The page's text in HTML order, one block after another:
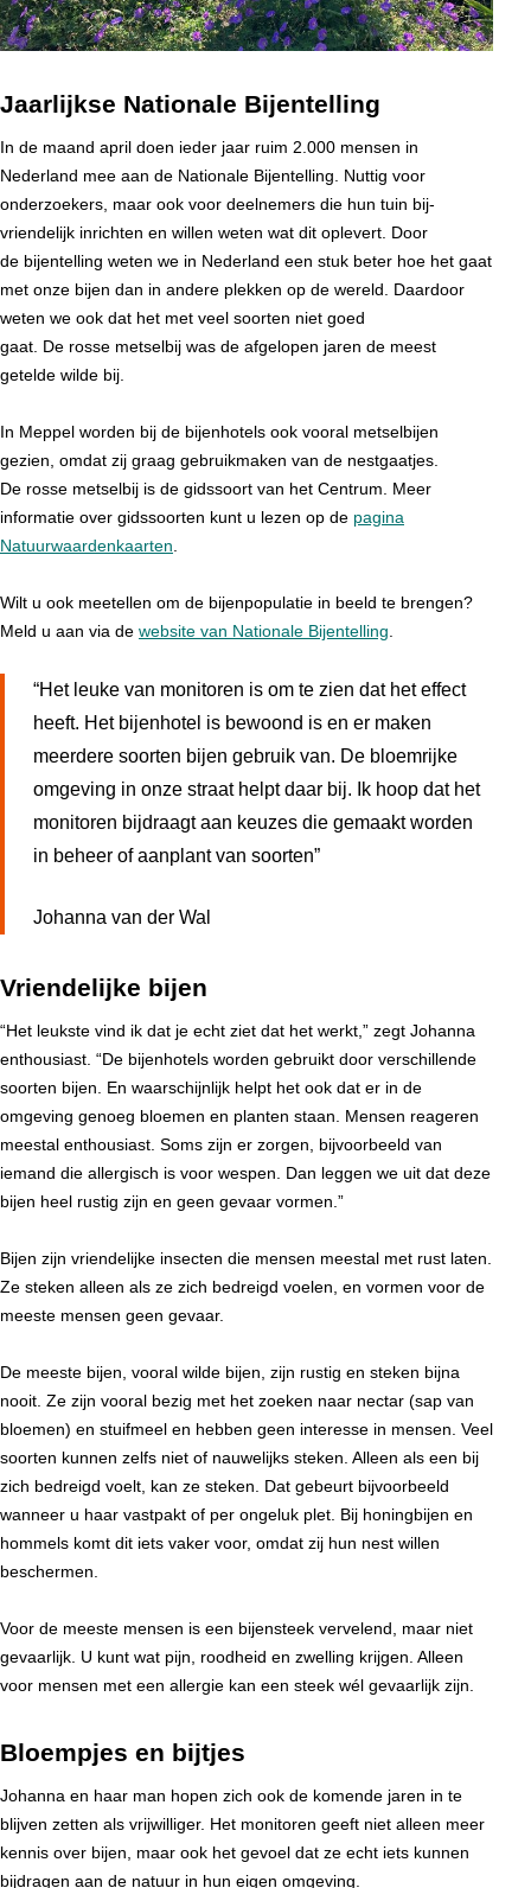
Jaarlijkse Nationale Bijentelling
In de maand april doen ieder jaar ruim 2.000 mensen in
Nederland mee aan de Nationale Bijentelling. Nuttig voor
onderzoekers, maar ook voor deelnemers die hun tuin bij-
vriendelijk inrichten en willen weten wat dit oplevert. Door
de bijentelling weten we in Nederland een stuk beter hoe het gaat
met onze bijen dan in andere plekken op de wereld. Daardoor
weten we ook dat het met veel soorten niet goed
gaat. De rosse metselbij was de afgelopen jaren de meest
getelde wilde bij.
In Meppel worden bij de bijenhotels ook vooral metselbijen
gezien, omdat zij graag gebruikmaken van de nestgaatjes.
De rosse metselbij is de gidssoort van het Centrum. Meer
informatie over gidssoorten kunt u lezen op de pagina
Natuurwaardenkaarten
Wilt u ook meetellen om de bijenpopulatie in beeld te brengen?
Meld u aan via de website van Nationale Bijentelling
“Het leuke van monitoren is om te zien dat het effect
heeft. Het bijenhotel is bewoond is en er maken
meerdere soorten bijen gebruik van. De bloemrijke
omgeving in onze straat helpt daar bij. Ik hoop dat het
monitoren bijdraagt aan keuzes die gemaakt worden
in beheer of aanplant van soorten”
Johanna van der Wal
Vriendelijke bijen
“Het leukste vind ik dat je echt ziet dat het werkt,” zegt Johanna
enthousiast. “De bijenhotels worden gebruikt door verschillende
soorten bijen. En waarschijnlijk helpt het ook dat er in de
omgeving genoeg bloemen en planten staan. Mensen reageren
meestal enthousiast. Soms zijn er zorgen, bijvoorbeeld van
iemand die allergisch is voor wespen. Dan leggen we uit dat deze
bijen heel rustig zijn en geen gevaar vormen.”
Bijen zijn vriendelijke insecten die mensen meestal met rust laten.
Ze steken alleen als ze zich bedreigd voelen, en vormen voor de
meeste mensen geen gevaar.
De meeste bijen, vooral wilde bijen, zijn rustig en steken bijna
nooit. Ze zijn vooral bezig met het zoeken naar nectar (sap van
bloemen) en stuifmeel en hebben geen interesse in mensen. Veel
soorten kunnen zelfs niet of nauwelijks steken. Alleen als een bij
zich bedreigd voelt, kan ze steken. Dat gebeurt bijvoorbeeld
wanneer u haar vastpakt of per ongeluk plet. Bij honingbijen en
hommels komt dit iets vaker voor, omdat zij hun nest willen
beschermen.
Voor de meeste mensen is een bijensteek vervelend, maar niet
gevaarlijk. U kunt wat pijn, roodheid en zwelling krijgen. Alleen
voor mensen met een allergie kan een steek wél gevaarlijk zijn.
Bloempjes en bijtjes
Johanna en haar man hopen zich ook de komende jaren in te
blijven zetten als vrijwilliger. Het monitoren geeft niet alleen meer
kennis over bijen, maar ook het gevoel dat ze echt iets kunnen
bijdragen aan de natuur in hun eigen omgeving.